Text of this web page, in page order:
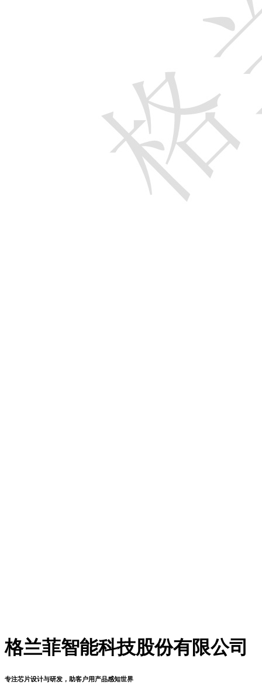
格兰菲智能科技股份有限公司
专注芯片设计与研发，助客户用产品感知世界